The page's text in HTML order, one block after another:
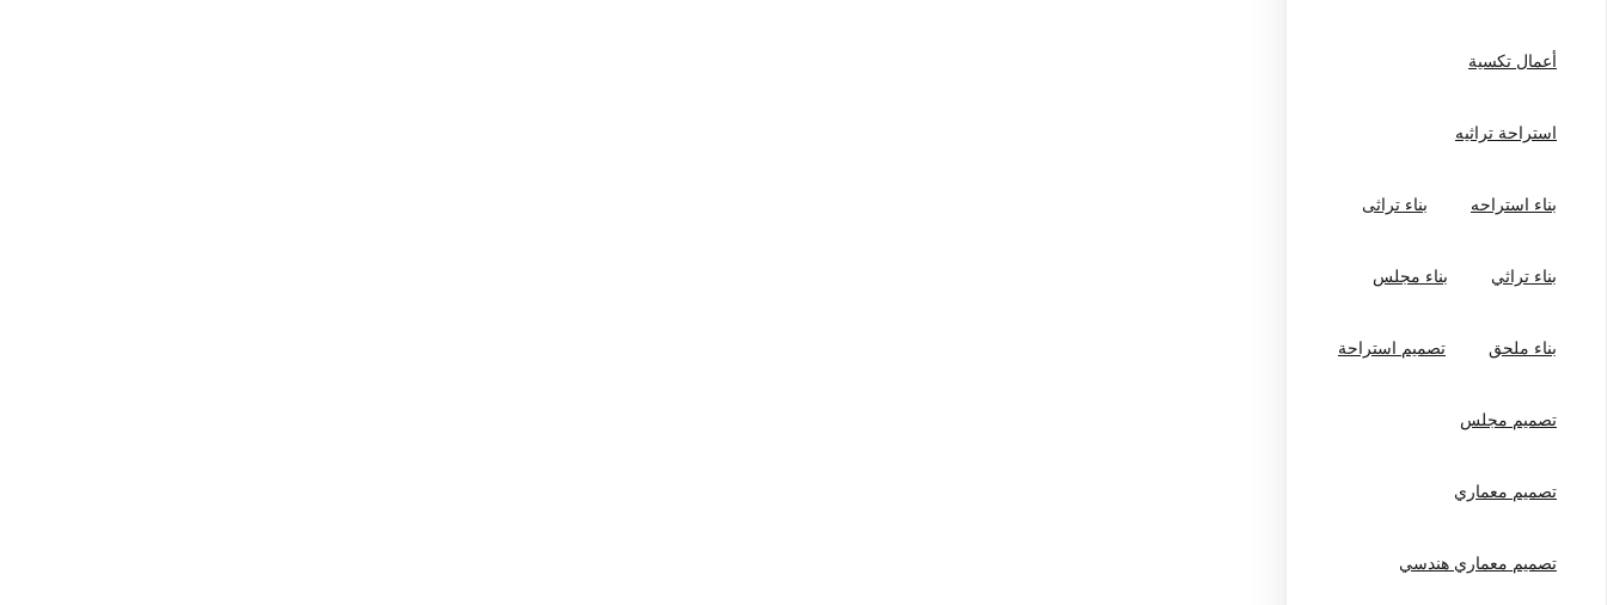
أعمال تكسية
استراحة تراثيه
بناء استراحه بناء تراثى
بناء تراثي بناء مجلس
بناء ملحق تصميم استراحة
تصميم مجلس
تصميم معماري
تصميم معماري هندسي